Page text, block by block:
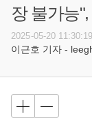
장 불가능
2025-05-20 11:30:19
이근호 기자 -